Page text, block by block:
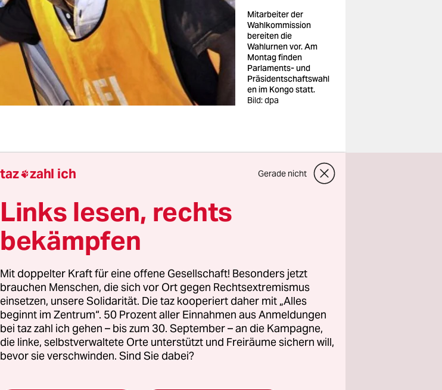
Mitarbeiter der
Wahlkommission
bereiten die
Wahlurnen vor. Am
Montag finden
Parlaments- und
Präsidentschaftswahl
en im Kongo statt.
Bild: dpa
Bergbauverträge in der
belasten den Wahlkampf für die
am kommenden Montag.
der Regierung von Präsident
wird jetzt auch internationale
Eric Joyce sagt, Kongos
zu Schleuderpreisen an Freunde
taz zahl ich Gerade nicht
Links lesen, rechts
bekämpfen
Mit doppelter Kraft für eine offene Gesellschaft! Besonders jetzt
brauchen Menschen, die sich vor Ort gegen Rechtsextremismus
einsetzen, unsere Solidarität. Die taz kooperiert daher mit „Alles
beginnt im Zentrum“. 50 Prozent aller Einnahmen aus Anmeldungen
bei taz zahl ich gehen – bis zum 30. September – an die Kampagne,
die linke, selbstverwaltete Orte unterstützt und Freiräume sichern will,
bevor sie verschwinden. Sind Sie dabei?